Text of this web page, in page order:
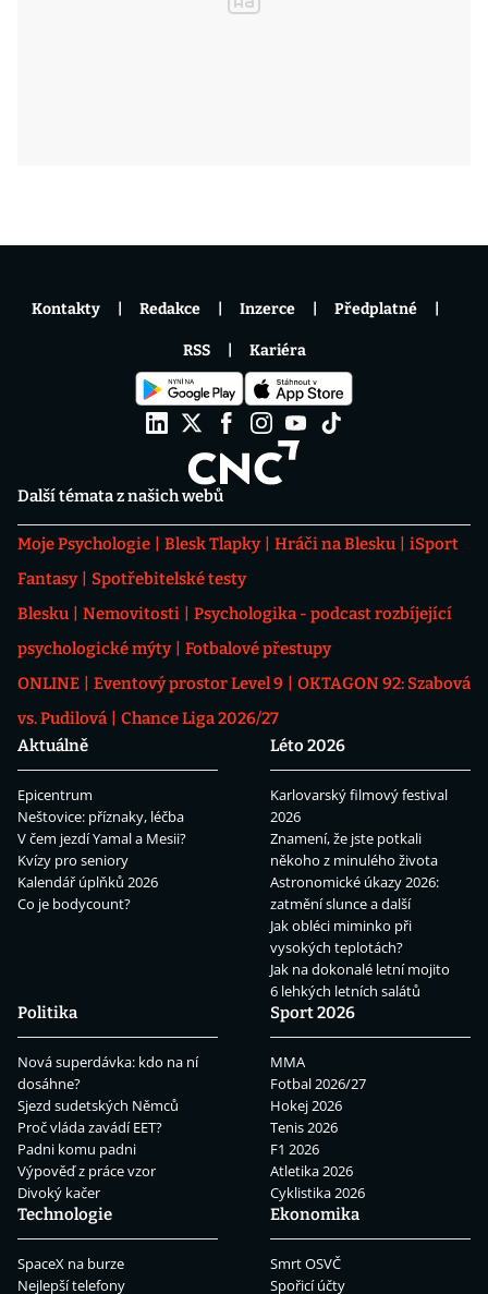
Další témata z našich webů
Moje Psychologie Blesk Tlapky Hráči na Blesku
iSport
Fantasy
Spotřebitelské testy
Blesku
Nemovitosti
Psychologika - podcast rozbíjející
psychologické mýty
Fotbalové přestupy
ONLINE
Eventový prostor Level 9
OKTAGON 92: Szabová
vs. Pudilová
Chance Liga 2026/27
Aktuálně
Epicentrum
Neštovice: příznaky, léčba
V čem jezdí Yamal a Mesii?
Kvízy pro seniory
Kalendář úplňků 2026
Co je bodycount?
Léto 2026
Karlovarský filmový festival
2026
Znamení, že jste potkali
někoho z minulého života
Astronomické úkazy 2026:
zatmění slunce a další
Jak obléci miminko při
vysokých teplotách?
Jak na dokonalé letní mojito
6 lehkých letních salátů
Politika
Nová superdávka: kdo na ní
dosáhne?
Sjezd sudetských Němců
Proč vláda zavádí EET?
Padni komu padni
Výpověď z práce vzor
Divoký kačer
Sport 2026
MMA
Fotbal 2026/27
Hokej 2026
Tenis 2026
F1 2026
Atletika 2026
Cyklistika 2026
Technologie
SpaceX na burze
Nejlepší telefony
Ekonomika
Smrt OSVČ
Spořicí účty
Kontakty Redakce Inzerce Předplatné
RSS Kariéra